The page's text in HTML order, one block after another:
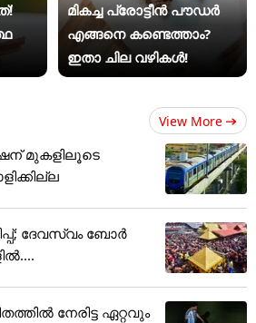
മികച്ച പ്രോട്ടീൻ പൗഡർ
എങ്ങനെ കണ്ടെത്താം?
ഇതാ ചില വഴികൾ!
View More
മുകളിലൂടെ
ദേവസ്വം ബോർ
നേരിട്ട ഏറ്റവും